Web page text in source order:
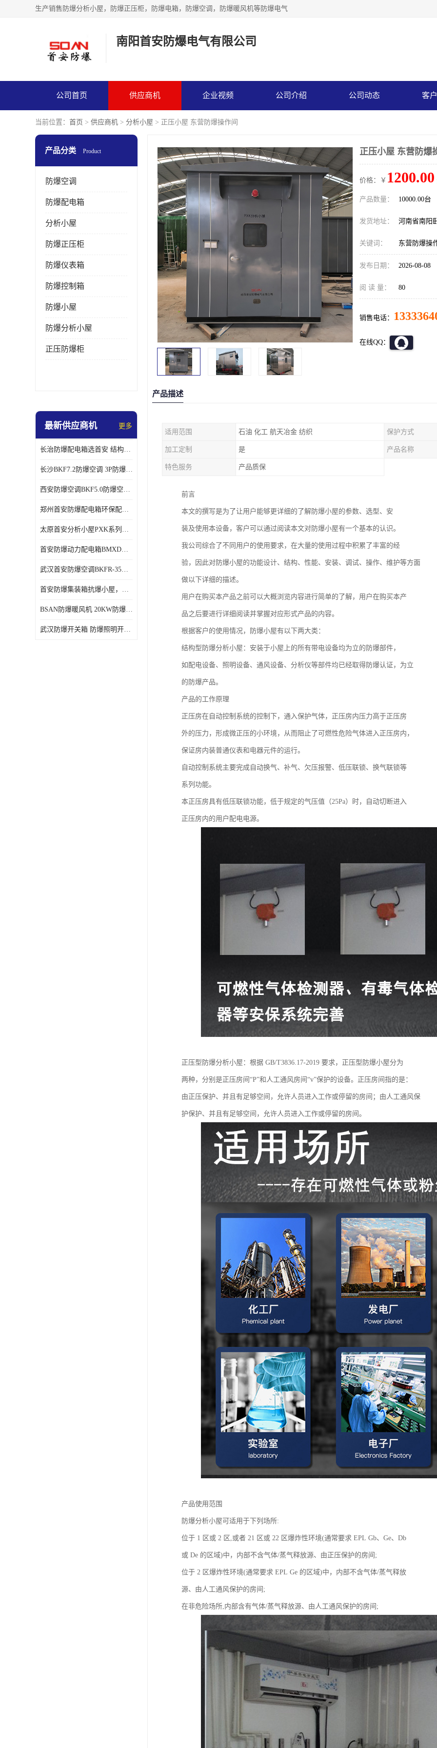
生产销售防爆分析小屋，防爆正压柜，防爆电箱，防爆空调，防爆暖风机等防爆电气
南阳首安防爆电气有限公司
公司首页 供应商机 企业视频 公司介绍 公司动态 客
当前位置： 首页 > 供应商机 > 分析小屋 > 正压小屋 东营防爆操作间
产品分类 Product
防爆空调
防爆配电箱
分析小屋
防爆正压柜
防爆仪表箱
防爆控制箱
防爆小屋
防爆分析小屋
正压防爆柜
最新供应商机 更多
长治防爆配电箱选首安 结构紧凑、价格合理、资质齐全
长沙BKF7.2防爆空调 3P防爆空调与普通空调有什么区别
西安防爆空调BKF5.0防爆空调技术参数
郑州首安防爆配电箱环保配套用防爆配电箱
太原首安分析小屋PXK系列在线分析小屋厂家
首安防爆动力配电箱BMXD系列防爆配电箱技术参数
武汉首安防爆空调BKFR-35防爆空调生产厂家
首安防爆集装箱抗爆小屋，危化品暂存间厂家批发
BSAN防爆暖风机 20KW防爆工业暖风机
武汉防爆开关箱 防爆照明开关箱厂家
正压小屋 东营防爆
价格：￥ 1200.00
产品数量： 10000.00台
发货地址： 河南省南阳
关键词： 东营防爆操
发布日期： 2026-08-08
阅 读 量： 80
销售电话：
在线QQ：
产品描述
适用范围 石油 化工 航天冶金 纺织 保护方式
加工定制 是 产品名称
特色服务 产品质保
前言
本文的撰写是为了让用户能够更详细的了解防爆小屋的参数、选型、安
装及使用本设备，客户可以通过阅读本文对防爆小屋有一个基本的认识。
我公司综合了不同用户的使用要求，在大量的使用过程中积累了丰富的经
验，因此对防爆小屋的功能设计、结构、性能、安装、调试、操作、维护等方面
做以下详细的描述。
用户在购买本产品之前可以大概浏览内容进行简单的了解，用户在购买本产
品之后要进行详细阅读并掌握对应形式产品的内容。
根据客户的使用情况，防爆小屋有以下两大类：
结构型防爆分析小屋：安装于小屋上的所有带电设备均为立的防爆部件，
如配电设备、照明设备、通风设备、分析仪等部件均已经取得防爆认证，为立
的防爆产品。
产品的工作原理
正压房在自动控制系统的控制下，通入保护气体，正压房内压力高于正压房
外的压力，形成微正压的小环境，从而阻止了可燃性危险气体进入正压房内，
保证房内装普通仪表和电器元件的运行。
自动控制系统主要完成自动换气、补气、欠压报警、低压联锁、换气联锁等
系列功能。
本正压房具有低压联锁功能，低于规定的气压值（25Pa）时，自动切断进入
正压房内的用户配电电源。
正压型防爆分析小屋：根据 GB/T3836.17-2019 要求，正压型防爆小屋分为
两种，分别是正压房间“P”和人工通风房间“v”保护的设备。正压房间指的是：
由正压保护、并且有足够空间，允许人员进入工作或停留的房间；由人工通风保
护保护、并且有足够空间，允许人员进入工作或停留的房间。
产品使用范围
防爆分析小屋可适用于下列场所:
位于 1 区或 2 区,或者 21 区或 22 区爆炸性环境(通常要求 EPL Gb、Ge、Db
或 De 的区域)中，内部不含气体/蒸气释放源、由正压保护的房间;
位于 2 区爆炸性环境(通常要求 EPL Ge 的区域)中，内部不含气体/蒸气释放
源、由人工通风保护的房间;
在非危险场所,内部含有气体/蒸气释放源、由人工通风保护的房间;